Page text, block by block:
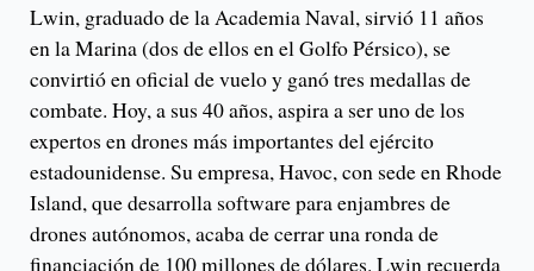
Lwin, graduado de la Academia Naval, sirvió 11 años
en la Marina (dos de ellos en el Golfo Pérsico), se
convirtió en oficial de vuelo y ganó tres medallas de
combate. Hoy, a sus 40 años, aspira a ser uno de los
expertos en drones más importantes del ejército
estadounidense. Su empresa, Havoc, con sede en Rhode
Island, que desarrolla software para enjambres de
drones autónomos, acaba de cerrar una ronda de
financiación de 100 millones de dólares. Lwin recuerda